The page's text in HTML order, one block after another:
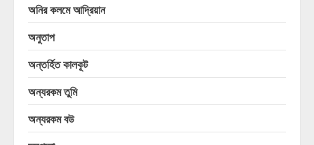
অনির কলমে আদ্রিয়ান
অনুতাপ
অন্তর্হিত কালকূট
অন্যরকম তুমি
অন্যরকম বউ